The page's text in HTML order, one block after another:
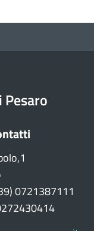
Pesaro
0721387111